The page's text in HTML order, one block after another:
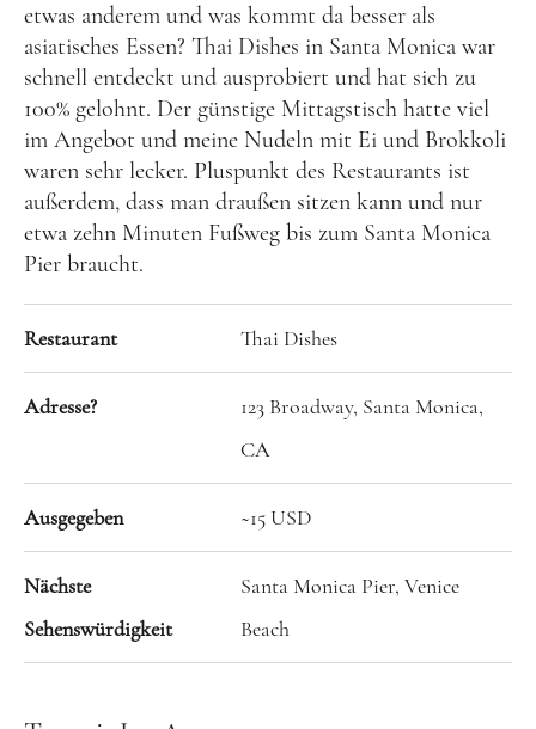
MOIN, MOIN!
Ich bin Anna, in Norddeutschland aufgewachsen
und leidenschaftliche Bloggerin, und schreibe auf
diesem meinem Blog über das Wandern, das Reisen
und Food. Wenn du dich für diese Themen
interessierst, dann bist du hier genau richtig.
Herzlich willkommen!
Impressum| Datenschutz
etwas anderem und was kommt da besser als
asiatisches Essen? Thai Dishes in Santa Monica war
schnell entdeckt und ausprobiert und hat sich zu
100% gelohnt. Der günstige Mittagstisch hatte viel
im Angebot und meine Nudeln mit Ei und Brokkoli
waren sehr lecker. Pluspunkt des Restaurants ist
außerdem, dass man draußen sitzen kann und nur
etwa zehn Minuten Fußweg bis zum Santa Monica
Pier braucht.
Restaurant Thai Dishes
Adresse?
123 Broadway, Santa Monica,
CA
Ausgegeben ~15 USD
Nächste
Sehenswürdigkeit
Santa Monica Pier, Venice
Beach